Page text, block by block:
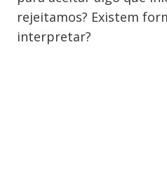
rejeitamos? Existem
interpretar?